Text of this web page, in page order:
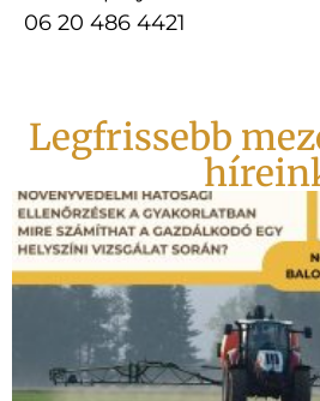
06 20 486 4421
Legfrissebb